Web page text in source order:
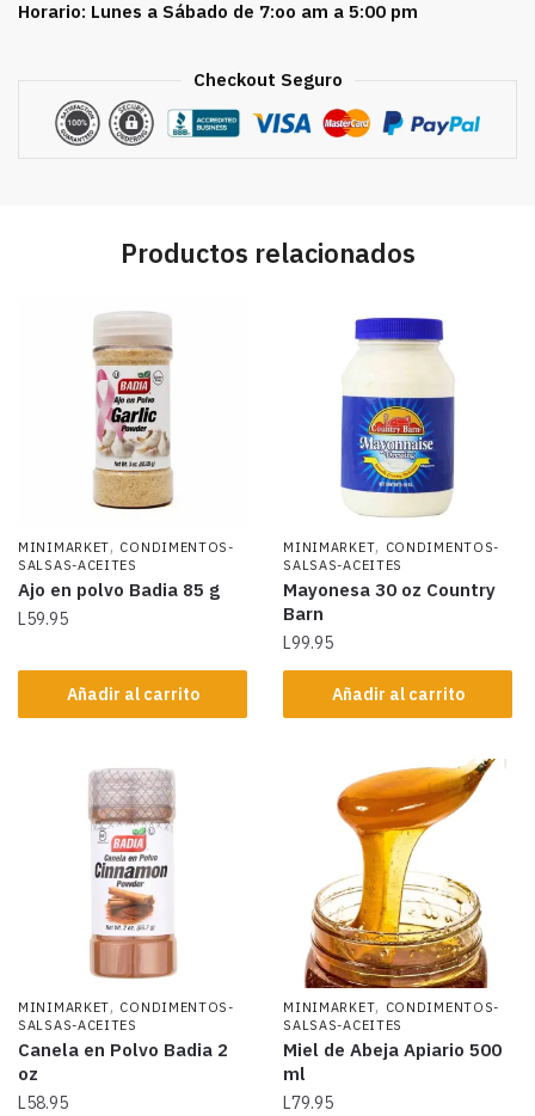
Horario: Lunes a Sábado de 7:oo am a 5:00 pm
Checkout Seguro
Productos relacionados
MINIMARKET, CONDIMENTOS-
SALSAS-ACEITES
Ajo en polvo Badia 85 g
L59.95
Añadir al carrito
MINIMARKET, CONDIMENTOS-
SALSAS-ACEITES
Mayonesa 30 oz Country
Barn
L99.95
Añadir al carrito
MINIMARKET, CONDIMENTOS-
SALSAS-ACEITES
Canela en Polvo Badia 2
oz
L58.95
MINIMARKET, CONDIMENTOS-
SALSAS-ACEITES
Miel de Abeja Apiario 500
ml
L79.95